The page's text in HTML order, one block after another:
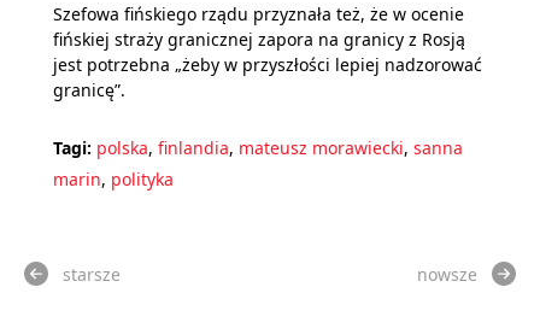
Szefowa fińskiego rządu przyznała też, że w ocenie
fińskiej straży granicznej zapora na granicy z Rosją
jest potrzebna „żeby w przyszłości lepiej nadzorować
granicę”.
Tagi: polska, finlandia, mateusz morawiecki, sanna
marin, polityka
starsze nowsze